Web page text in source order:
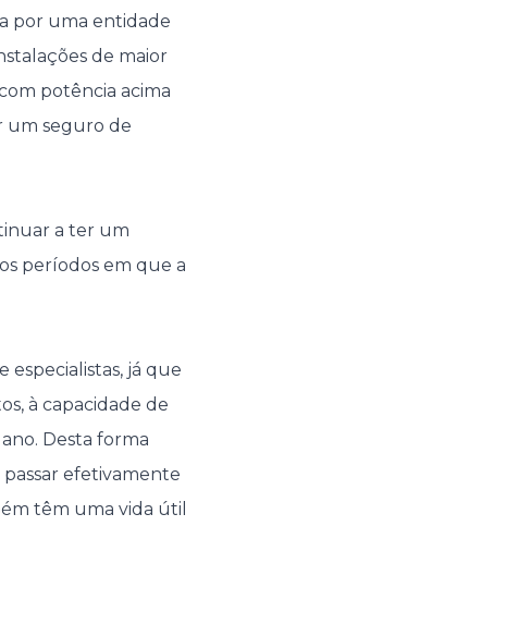
por uma entidade
de maior
potência acima
um seguro de
a ter um
períodos em que a
especialistas, já que
à capacidade de
Desta forma
efetivamente
têm uma vida útil